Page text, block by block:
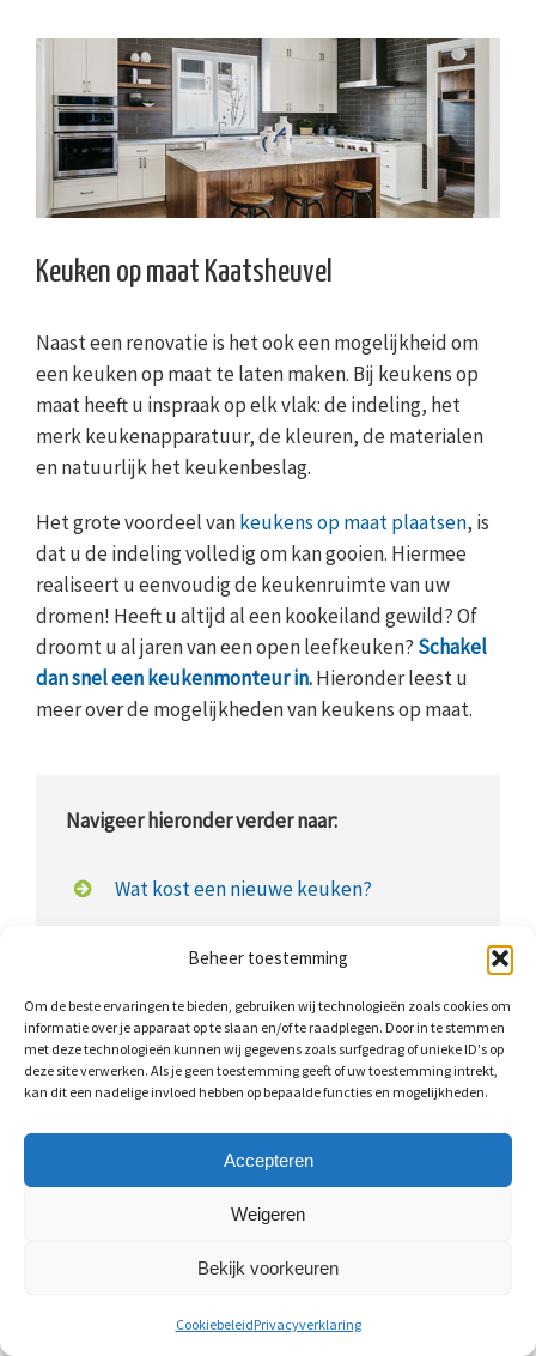
Beheer toestemming
Om de beste ervaringen te bieden, gebruiken wij technologieën zoals cookies om
informatie over je apparaat op te slaan en/of te raadplegen. Door in te stemmen
met deze technologieën kunnen wij gegevens zoals surfgedrag of unieke ID's op
deze site verwerken. Als je geen toestemming geeft of uw toestemming intrekt,
kan dit een nadelige invloed hebben op bepaalde functies en mogelijkheden.
Accepteren
Weigeren
Bekijk voorkeuren
CookiebeleidPrivacyverklaring
Keuken op maat Kaatsheuvel
Naast een renovatie is het ook een mogelijkheid om
een keuken op maat te laten maken. Bij keukens op
maat heeft u inspraak op elk vlak: de indeling, het
merk keukenapparatuur, de kleuren, de materialen
en natuurlijk het keukenbeslag.
Het grote voordeel vankeukens op maat plaatsen, is
dat u de indeling volledig om kan gooien. Hiermee
realiseert u eenvoudig de keukenruimte van uw
dromen! Heeft u altijd al een kookeiland gewild? Of
droomt u al jaren van een open leefkeuken? Schakel
dan snel een keukenmonteur in.Hieronder leest u
meer over de mogelijkheden van keukens op maat.
Navigeer hieronder verder naar:
Wat kost een nieuwe keuken?
Keuken vervangen: mogelijkheden
Keukens op maat
Wat kost een nieuwe keuken?